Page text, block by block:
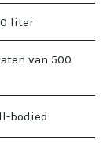
liter
van 500
bodied